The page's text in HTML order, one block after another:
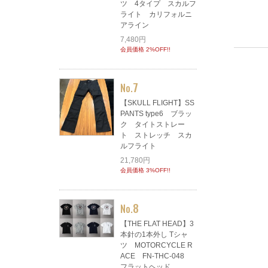
ツ 4タイプ スカルフ
ライト カリフォルニ
アライン
7,480円
会員価格 2%OFF!!
No.7
【SKULL FLIGHT】SS
PANTS type6 ブラッ
ク タイトストレー
ト ストレッチ スカ
ルフライト
21,780円
会員価格 3%OFF!!
No.8
【THE FLAT HEAD】3
本針の1本外し Tシャ
ツ MOTORCYCLE R
ACE FN-THC-048